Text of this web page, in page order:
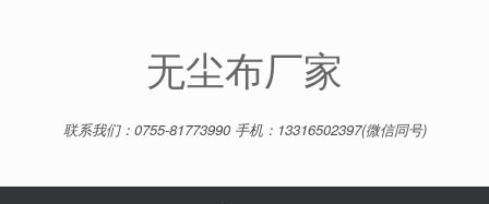
无尘布厂家
联系我们：0755-81773990 手机：13316502397(微信同号)